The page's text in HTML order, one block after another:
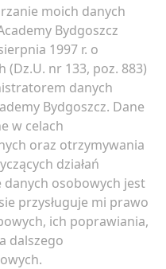
moich danych
Bydgoszcz
1997 r. o
nr 133, poz. 883)
danych
Bydgoszcz. Dane
w celach
oraz otrzymywania
działań
osobowych jest
przysługuje mi prawo
ich poprawiania,
dalszego